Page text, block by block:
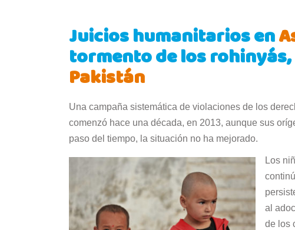
Juicios humanitarios en
tormento de los
Pakistán
Una campaña sistemática de violaciones de los
comenzó hace una década, en 2013, aunque sus
paso del tiempo, la situación no ha mejorado.
Los
al
de los